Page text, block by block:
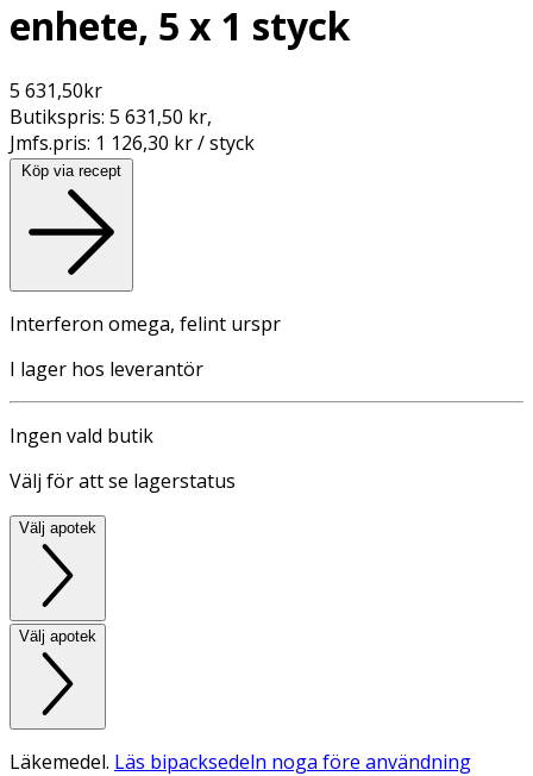
enhete, 5 x 1 styck
5 631,50kr
Butikspris: 5 631,50 kr,
Jmfs.pris: 1 126,30 kr / styck
Köp via recept
Interferon omega, felint urspr
I lager hos leverantör
Ingen vald butik
Välj för att se lagerstatus
Välj apotek
Välj apotek
Läkemedel. Läs bipacksedeln noga före användning